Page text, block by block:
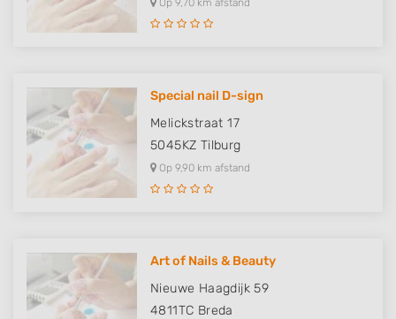
Op 9,70 km afstand
Special nail D-sign
Melickstraat 17
5045KZ Tilburg
Op 9,90 km afstand
Art of Nails & Beauty
Nieuwe Haagdijk 59
4811TC Breda